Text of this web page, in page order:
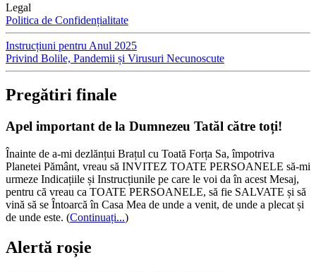
Legal
Politica de Confidențialitate
Instrucțiuni pentru Anul 2025
Privind Bolile, Pandemii și Virusuri Necunoscute
Pregătiri finale
Apel important de la Dumnezeu Tatăl către toți!
Înainte de a-mi dezlănțui Brațul cu Toată Forța Sa, împotriva
Planetei Pământ, vreau să INVITEZ TOATE PERSOANELE să-mi
urmeze Indicațiile și Instrucțiunile pe care le voi da în acest Mesaj,
pentru că vreau ca TOATE PERSOANELE, să fie SALVATE și să
vină să se Întoarcă în Casa Mea de unde a venit, de unde a plecat și
de unde este. (Continuați...)
Alertă roșie